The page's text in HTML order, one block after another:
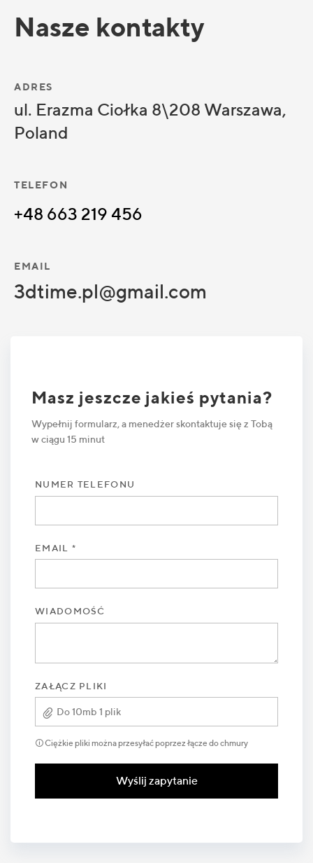
Nasze kontakty
ADRES
ul. Erazma Ciołka 8\208 Warszawa,
Poland
TELEFON
+48 663 219 456
EMAIL
3dtime.pl@gmail.com
Masz jeszcze jakieś pytania?
Wypełnij formularz, a menedżer skontaktuje się z Tobą
w ciągu 15 minut
NUMER TELEFONU
EMAIL *
WIADOMOŚĆ
ZAŁĄCZ PLIKI
Do 10mb 1 plik
🛈 Ciężkie pliki można przesyłać poprzez łącze do chmury
Wyślij zapytanie